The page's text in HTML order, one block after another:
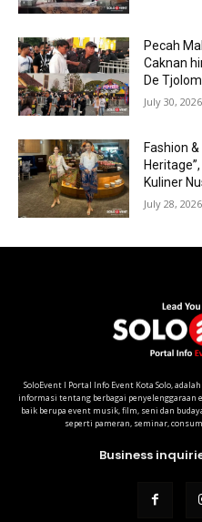
Pecah
Caknan
De
July 30, 2026
Fashion
Kuliner
July 28, 2026
SoloEvent I Portal Info Event Kota Solo,
informasi tentang berbagai penyelenggaraan
baik berupa event musik, film, seni dan
seperti pameran, seminar,
Business